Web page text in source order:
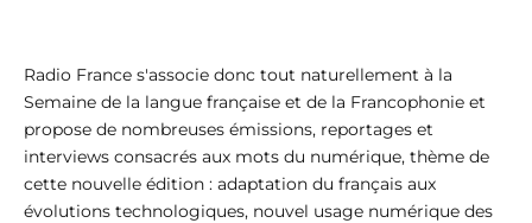
Radio France s'associe donc tout naturellement à la
Semaine de la langue française et de la Francophonie et
propose de nombreuses émissions, reportages et
interviews consacrés aux mots du numérique, thème de
cette nouvelle édition : adaptation du français aux
évolutions technologiques, nouvel usage numérique des